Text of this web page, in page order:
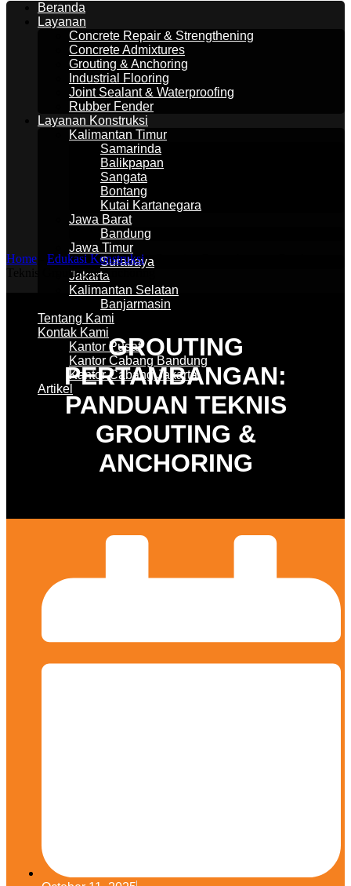
Beranda
Layanan
Concrete Repair & Strengthening
Concrete Admixtures
Grouting & Anchoring
Industrial Flooring
Joint Sealant & Waterproofing
Rubber Fender
Layanan Konstruksi
Kalimantan Timur
Samarinda
Balikpapan
Sangata
Bontang
Kutai Kartanegara
Jawa Barat
Bandung
Jawa Timur
Surabaya
Jakarta
Kalimantan Selatan
Banjarmasin
Tentang Kami
Kontak Kami
Kantor Pusat
Kantor Cabang Bandung
Kantor Cabang Jakarta
Artikel
Home Edukasi Konstruksi-
Teknis Grouting & Anchoring
GROUTING
PERTAMBANGAN:
PANDUAN TEKNIS
GROUTING &
ANCHORING